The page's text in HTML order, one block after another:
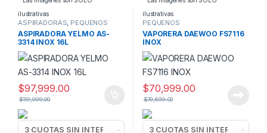
ilustrativas
ASPIRADORAS PEQUEÑOS
ELECTRODOMESTICOS
ASPIRADORA YELMO AS-
3314 INOX 16L
$97,999.00
$119,999.00
ilustrativas
PEQUEÑOS
VAPORERAS
VAPORERA DAEWOO FS7116
INOX
$70,999.00
$79,699.00